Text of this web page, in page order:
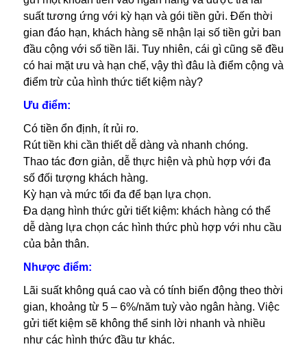
suất tương ứng với kỳ hạn và gói tiền gửi. Đến thời
gian đáo hạn, khách hàng sẽ nhận lại số tiền gửi ban
đầu cộng với số tiền lãi. Tuy nhiên, cái gì cũng sẽ đều
có hai mặt ưu và hạn chế, vậy thì đâu là điểm cộng và
điểm trừ của hình thức tiết kiệm này?
Ưu điểm:
Có tiền ổn định, ít rủi ro.
Rút tiền khi cần thiết dễ dàng và nhanh chóng.
Thao tác đơn giản, dễ thực hiện và phù hợp với đa
số đối tượng khách hàng.
Kỳ hạn và mức tối đa để bạn lựa chọn.
Đa dạng hình thức gửi tiết kiệm: khách hàng có thể
dễ dàng lựa chọn các hình thức phù hợp với nhu cầu
của bản thân.
Nhược điểm:
Lãi suất không quá cao và có tính biến động theo thời
gian, khoảng từ 5 – 6%/năm tuỳ vào ngân hàng. Việc
gửi tiết kiệm sẽ không thể sinh lời nhanh và nhiều
như các hình thức đầu tư khác.